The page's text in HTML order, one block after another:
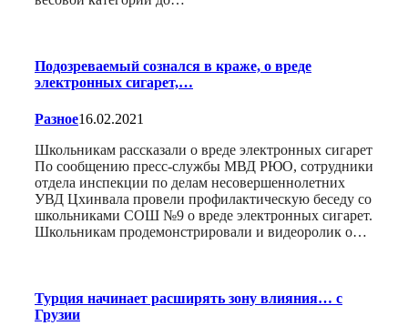
Подозреваемый сознался в краже, о вреде
электронных сигарет,…
Разное16.02.2021
Школьникам рассказали о вреде электронных сигарет
По сообщению пресс-службы МВД РЮО, сотрудники
отдела инспекции по делам несовершеннолетних
УВД Цхинвала провели профилактическую беседу со
школьниками СОШ №9 о вреде электронных сигарет.
Школьникам продемонстрировали и видеоролик о…
Турция начинает расширять зону влияния… с
Грузии